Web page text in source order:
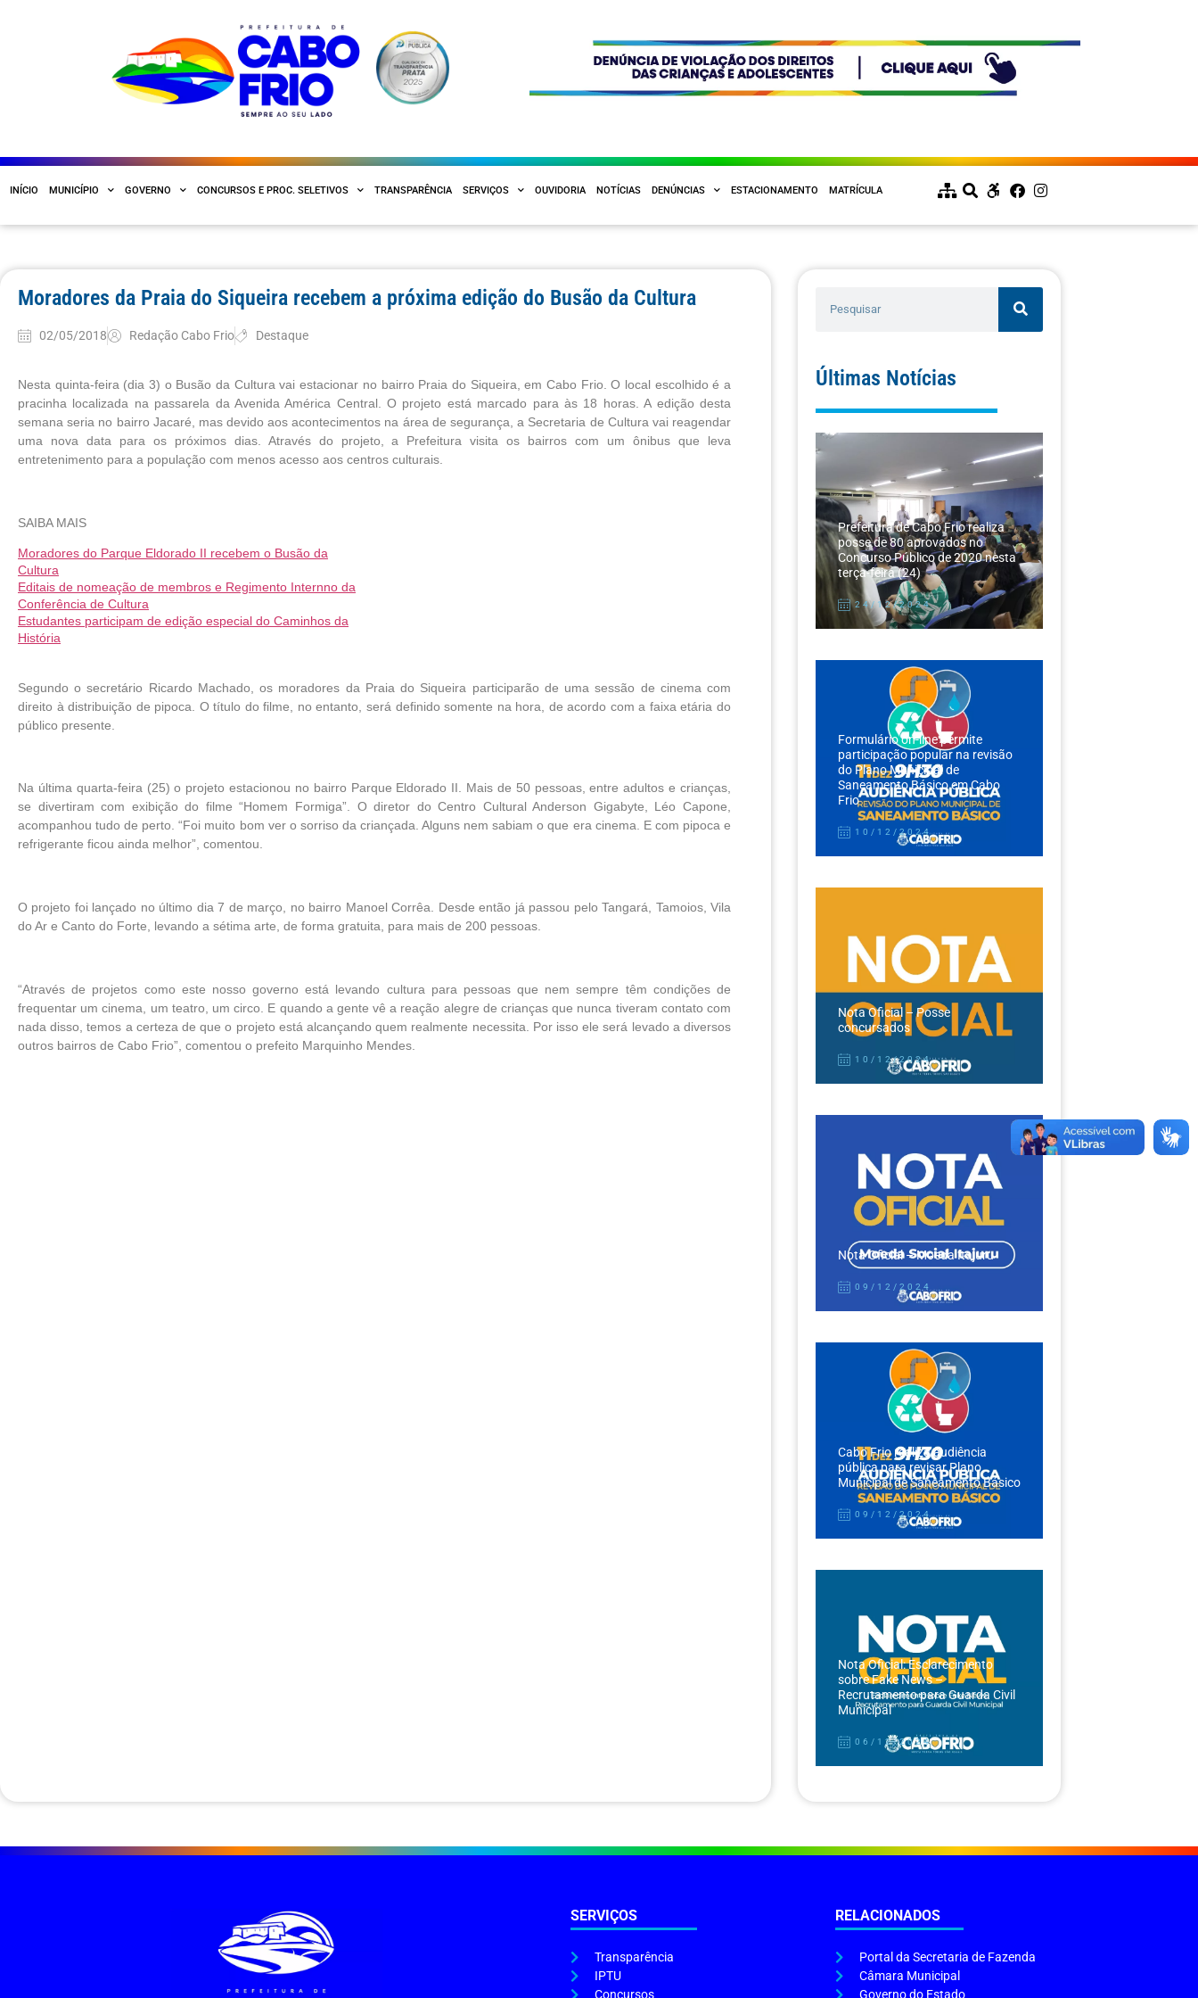
INÍCIO MUNICÍPIO GOVERNO CONCURSOS E PROC. SELETIVOS TRANSPARÊNCIA SERVIÇOS OUVIDORIA NOTÍCIAS DENÚNCIAS ESTACIONAMENTO MATRÍCULA
Moradores da Praia do Siqueira recebem a próxima edição do Busão da Cultura
02/05/2018 Redação Cabo Frio Destaque
Nesta quinta-feira (dia 3) o Busão da Cultura vai estacionar no bairro Praia do Siqueira, em Cabo Frio. O local escolhido é a
pracinha localizada na passarela da Avenida América Central. O projeto está marcado para às 18 horas. A edição desta
semana seria no bairro Jacaré, mas devido aos acontecimentos na área de segurança, a Secretaria de Cultura vai reagendar
uma nova data para os próximos dias. Através do projeto, a Prefeitura visita os bairros com um ônibus que leva
entretenimento para a população com menos acesso aos centros culturais.
SAIBA MAIS
Moradores do Parque Eldorado II recebem o Busão da
Cultura
Editais de nomeação de membros e Regimento Internno da
Conferência de Cultura
Estudantes participam de edição especial do Caminhos da
História
Segundo o secretário Ricardo Machado, os moradores da Praia do Siqueira participarão de uma sessão de cinema com
direito à distribuição de pipoca. O título do filme, no entanto, será definido somente na hora, de acordo com a faixa etária do
público presente.
Na última quarta-feira (25) o projeto estacionou no bairro Parque Eldorado II. Mais de 50 pessoas, entre adultos e crianças,
se divertiram com exibição do filme “Homem Formiga”. O diretor do Centro Cultural Anderson Gigabyte, Léo Capone,
acompanhou tudo de perto. “Foi muito bom ver o sorriso da criançada. Alguns nem sabiam o que era cinema. E com pipoca e
refrigerante ficou ainda melhor”, comentou.
O projeto foi lançado no último dia 7 de março, no bairro Manoel Corrêa. Desde então já passou pelo Tangará, Tamoios, Vila
do Ar e Canto do Forte, levando a sétima arte, de forma gratuita, para mais de 200 pessoas.
“Através de projetos como este nosso governo está levando cultura para pessoas que nem sempre têm condições de
frequentar um cinema, um teatro, um circo. E quando a gente vê a reação alegre de crianças que nunca tiveram contato com
nada disso, temos a certeza de que o projeto está alcançando quem realmente necessita. Por isso ele será levado a diversos
outros bairros de Cabo Frio”, comentou o prefeito Marquinho Mendes.
Últimas Notícias
Prefeitura de Cabo Frio realiza
posse de 80 aprovados no
Concurso Público de 2020 nesta
terça-feira (24)
24/12/2024
Formulário on-line permite
participação popular na revisão
do Plano Municipal de
Saneamento Básico em Cabo
Frio
10/12/2024
Nota Oficial – Posse
concursados
10/12/2024
Nota Oficial – Moeda Itajuru
09/12/2024
Cabo Frio realiza audiência
pública para revisar Plano
Municipal de Saneamento Básico
09/12/2024
Nota Oficial: Esclarecimento
sobre Fake News –
Recrutamento para Guarda Civil
Municipal
06/12/2024
SERVIÇOS
Transparência
IPTU
Concursos
RELACIONADOS
Portal da Secretaria de Fazenda
Câmara Municipal
Governo do Estado